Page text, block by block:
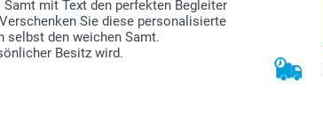
mit Text den perfekten Begleiter
Sie diese personalisierte
selbst den weichen Samt.
Besitz wird.